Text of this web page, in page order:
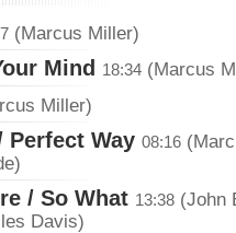
(Marcus Miller)
Mind 18:34 (Marcus
Miller)
Perfect Way 08:16
/ So What 13:38 (John
Davis)